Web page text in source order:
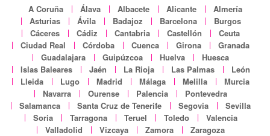
A Coruña Álava Albacete Alicante
Almería
Asturias
Ávila Badajoz Barcelona
Burgos
Cáceres
Cádiz Cantabria Castellón
Ceuta
Ciudad Real
Córdoba Cuenca Girona
Granada
Guadalajara
Guipúzcoa Huelva
Huesca
Islas Baleares
Jaén La Rioja Las Palmas
León
Lleida
Lugo Madrid Málaga Melilla
Murcia
Navarra
Ourense Palencia
Pontevedra
Salamanca
Santa Cruz de Tenerife Segovia
Sevilla
Soria
Tarragona Teruel Toledo
Valencia
Valladolid
Vizcaya Zamora Zaragoza